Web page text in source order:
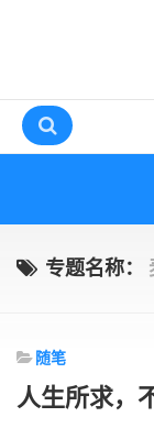
互动
专题名称：
随笔
人生所求，